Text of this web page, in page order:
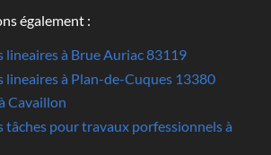
également :
lineaires à Brue Auriac 83119
lineaires à Plan-de-Cuques 13380
Cavaillon
tâches pour travaux porfessionnels à